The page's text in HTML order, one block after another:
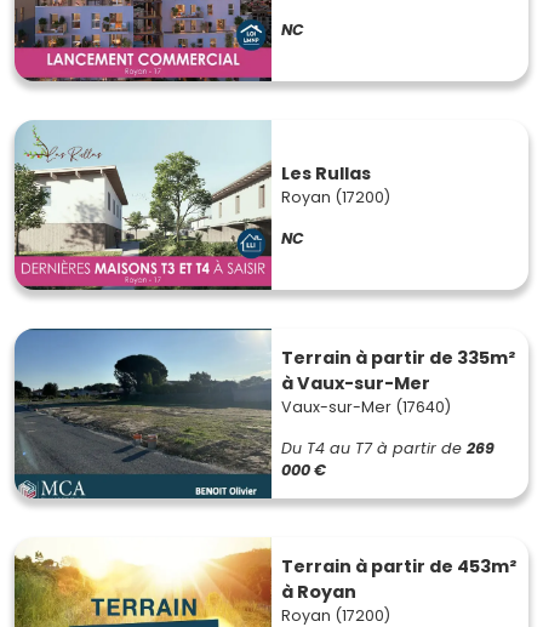
NC
Les Rullas
Royan (17200)
NC
Terrain à partir de 335m²
à Vaux-sur-Mer
Vaux-sur-Mer (17640)
Du T4 au T7 à partir de 269
000 €
Terrain à partir de 453m²
à Royan
Royan (17200)